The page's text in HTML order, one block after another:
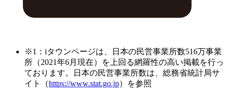
※1：iタウンページは、日本の民営事業所数516万事業
所（2021年6月現在）を上回る網羅性の高い掲載を行っ
ております。日本の民営事業所数は、総務省統計局サ
イト（https://www.stat.go.jp）を参照